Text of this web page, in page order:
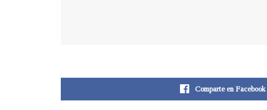
Comparte en Facebook